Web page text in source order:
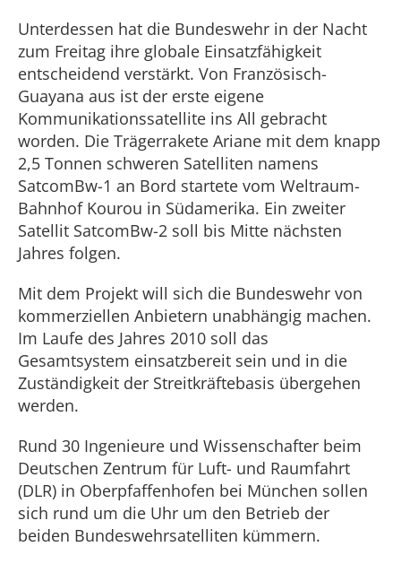
Unterdessen hat die Bundeswehr in der Nacht
zum Freitag ihre globale Einsatzfähigkeit
entscheidend verstärkt. Von Französisch-
Guayana aus ist der erste eigene
Kommunikationssatellite ins All gebracht
worden. Die Trägerrakete Ariane mit dem knapp
2,5 Tonnen schweren Satelliten namens
SatcomBw-1 an Bord startete vom Weltraum-
Bahnhof Kourou in Südamerika. Ein zweiter
Satellit SatcomBw-2 soll bis Mitte nächsten
Jahres folgen.
Mit dem Projekt will sich die Bundeswehr von
kommerziellen Anbietern unabhängig machen.
Im Laufe des Jahres 2010 soll das
Gesamtsystem einsatzbereit sein und in die
Zuständigkeit der Streitkräftebasis übergehen
werden.
Rund 30 Ingenieure und Wissenschafter beim
Deutschen Zentrum für Luft- und Raumfahrt
(DLR) in Oberpfaffenhofen bei München sollen
sich rund um die Uhr um den Betrieb der
beiden Bundeswehrsatelliten kümmern.